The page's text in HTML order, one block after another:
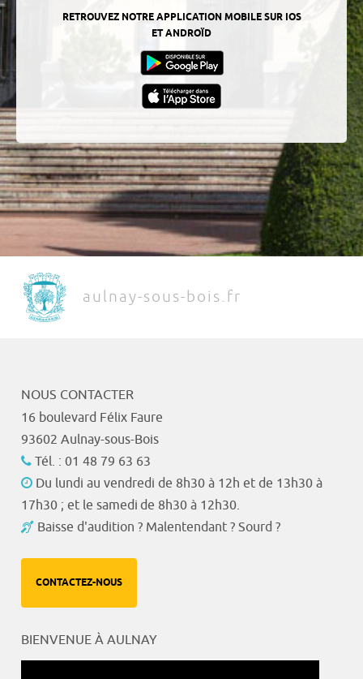
RETROUVEZ NOTRE APPLICATION MOBILE SUR IOS
ET ANDROÏD
aulnay-sous-bois.fr
NOUS CONTACTER
16 boulevard Félix Faure
93602 Aulnay-sous-Bois
Tél. : 01 48 79 63 63
Du lundi au vendredi de 8h30 à 12h et de 13h30 à
17h30 ; et le samedi de 8h30 à 12h30.
Baisse d'audition ? Malentendant ? Sourd ?
CONTACTEZ-NOUS
BIENVENUE À AULNAY